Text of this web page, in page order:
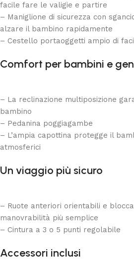
facile fare le valigie e partire
– Maniglione di sicurezza con
alzare il bambino rapidamente
– Cestello portaoggetti ampio di
Comfort per bambini e
– La reclinazione multiposizione
bambino
– Pedanina poggiagambe
– L’ampia capottina protegge il
atmosferici
Un viaggio più sicuro
– Ruote anteriori orientabili e
manovrabilità più semplice
– Cintura a 3 o 5 punti regolabile
Accessori inclusi